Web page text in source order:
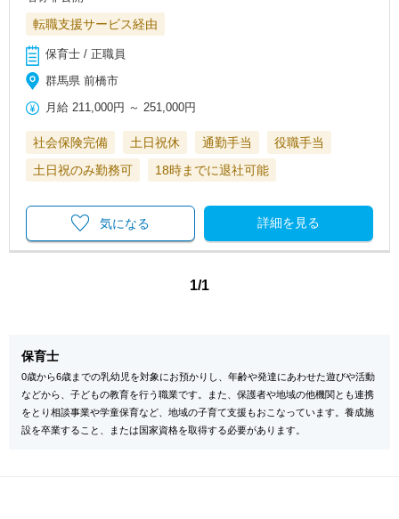
転職支援サービス経由
保育士 / 正職員
群馬県 前橋市
月給 211,000円 ～251,000円
社会保険完備 土日祝休 通勤手当
役職手当
土日祝のみ勤務可
18時までに退社可能
詳細を見る
気になる
1/1
保育士
0歳から6歳までの乳幼児を対象にお預かりし、年齢や発達にあわせた遊びや活動
などから、子どもの教育を行う職業です。また、保護者や地域の他機関とも連携
をとり相談事業や学童保育など、地域の子育て支援もおこなっています。養成施
設を卒業すること、または国家資格を取得する必要があります。